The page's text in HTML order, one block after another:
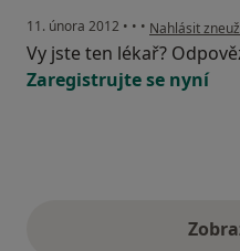
11. února 2012 • • • podle názoru
Nahlásit
Vy jste ten lékař?
Zaregistrujte se nyní